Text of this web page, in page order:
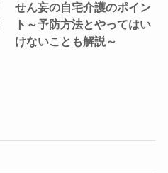
せん妄の自宅介護のポイン
ト～予防方法とやってはい
けないことも解説～